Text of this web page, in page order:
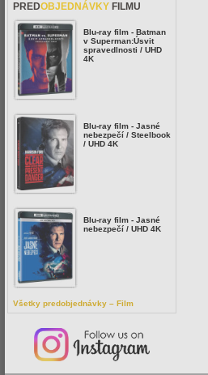
PREDOBJEDNÁVKY FILMU
Blu-ray film - Batman
v Superman:Úsvit
spravedlnosti / UHD
4K
Blu-ray film - Jasné
nebezpečí / Steelbook
/ UHD 4K
Blu-ray film - Jasné
nebezpečí / UHD 4K
Všetky predobjednávky – Film